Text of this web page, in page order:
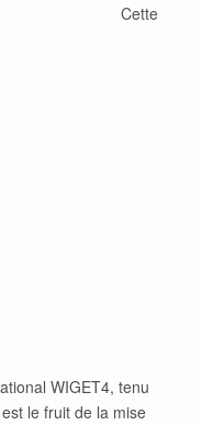
Cette
WIGET4, tenu
le fruit de la mise